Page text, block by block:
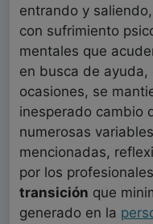
entrando y
con sufrimiento
mentales que
en busca de ayuda,
ocasiones, se
inesperado cambio
numerosas
mencionadas,
por los
transición que
generado en la